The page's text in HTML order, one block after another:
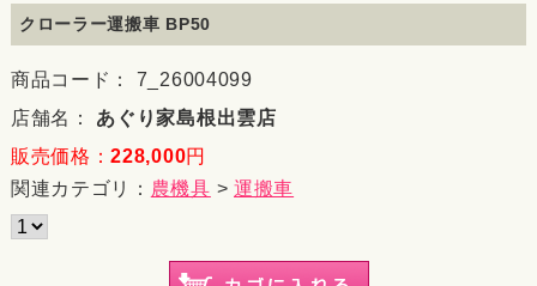
クローラー運搬車 BP50
商品コード： 7_26004099
店舗名： あぐり家島根出雲店
販売価格：228,000円
関連カテゴリ： 農機具 > 運搬車